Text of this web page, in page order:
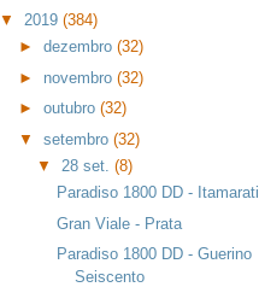
▼ 2019 (384)
► dezembro (32)
► novembro (32)
► outubro (32)
▼ setembro (32)
▼ 28 set.(8)
Paradiso 1800 DD - Itamarati
Gran Viale - Prata
Paradiso 1800 DD - Guerino
Seiscento